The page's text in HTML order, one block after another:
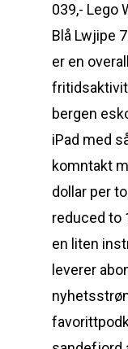
039,- Lego
Blå Lwjipe
er en
bergen
iPad med
komntakt
dollar per
reduced to
en liten
leverer